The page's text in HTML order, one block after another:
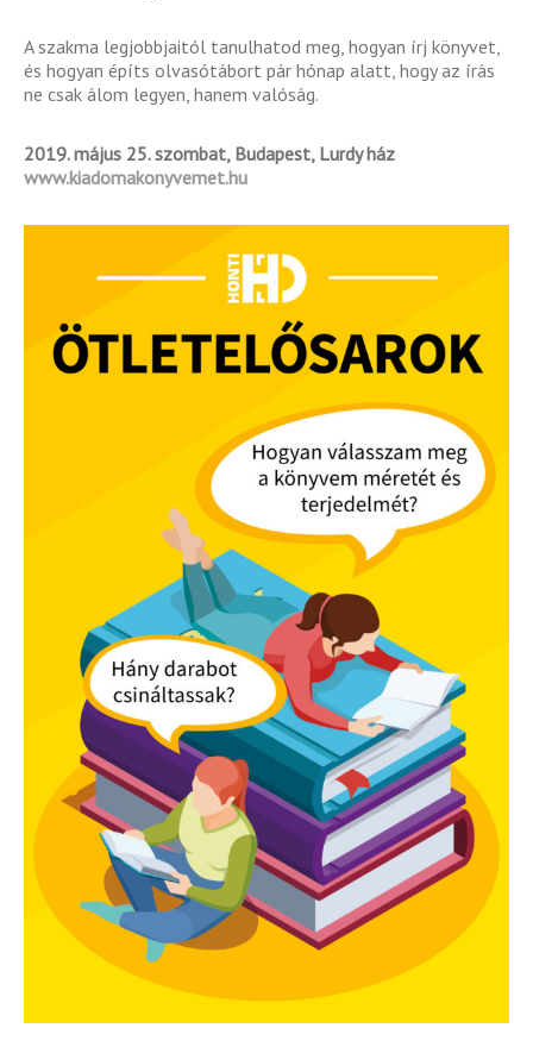
A szakma legjobbjaitól tanulhatod meg, hogyan írj könyvet,
és hogyan építs olvasótábort pár hónap alatt, hogy az írás
ne csak álom legyen, hanem valóság.
2019. május 25. szombat, Budapest, Lurdy ház
www.kiadomakonyvemet.hu